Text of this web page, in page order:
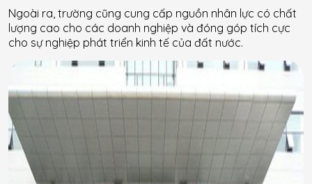
Ngoài ra, trường cũng cung cấp nguồn nhân lực có chất
lượng cao cho các doanh nghiệp và đóng góp tích cực
cho sự nghiệp phát triển kinh tế của đất nước.